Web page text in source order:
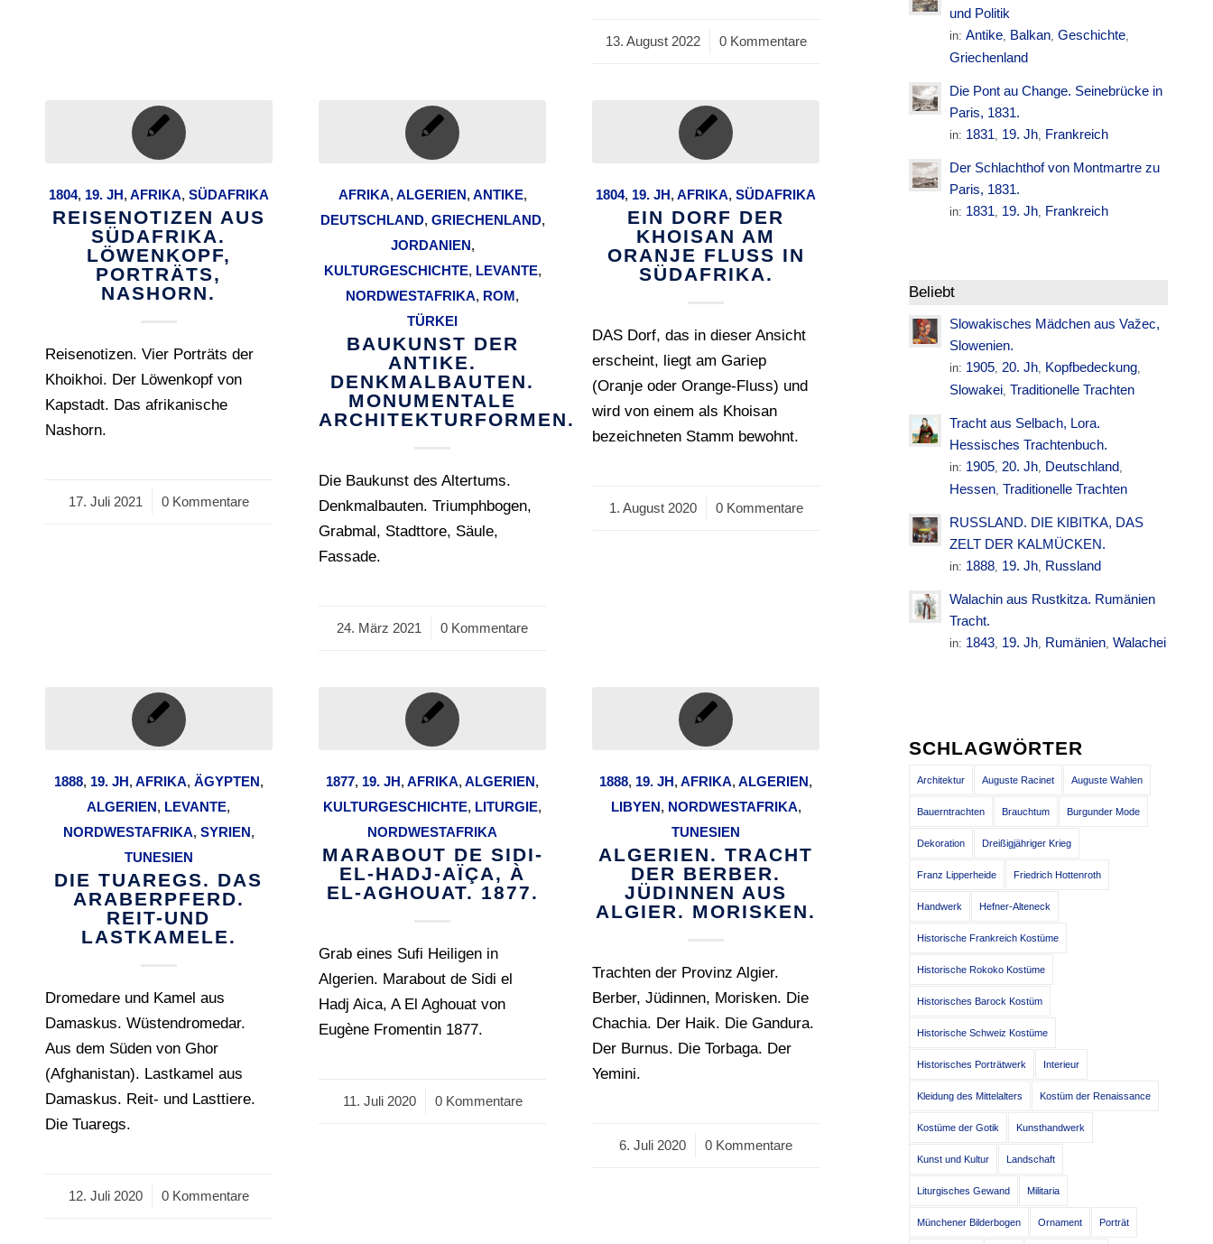
13. August 2022
/ 0 Kommentare
1804, 19. JH,AFRIKA, SÜDAFRIKA
REISENOTIZEN AUS
SÜDAFRIKA.
LÖWENKOPF,
PORTRÄTS,
NASHORN.
Reisenotizen. Vier Porträts der
Khoikhoi. Der Löwenkopf von
Kapstadt. Das afrikanische
Nashorn.
17. Juli 2021
/ 0 Kommentare
AFRIKA,ALGERIEN,ANTIKE,
DEUTSCHLAND, GRIECHENLAND,
JORDANIEN,
KULTURGESCHICHTE, LEVANTE,
NORDWESTAFRIKA, ROM,
TÜRKEI
BAUKUNST DER
ANTIKE.
DENKMALBAUTEN.
MONUMENTALE
ARCHITEKTURFORMEN.
Die Baukunst des Altertums.
Denkmalbauten. Triumphbogen,
Grabmal, Stadttore, Säule,
Fassade.
24. März 2021
/ 0 Kommentare
1804, 19. JH,AFRIKA,SÜDAFRIKA
EIN DORF DER
KHOISAN AM
ORANJE FLUSS IN
SÜDAFRIKA.
DAS Dorf, das in dieser Ansicht
erscheint, liegt am Gariep
(Oranje oder Orange-Fluss) und
wird von einem als Khoisan
bezeichneten Stamm bewohnt.
1. August 2020
/ 0 Kommentare
1888, 19. JH,AFRIKA, ÄGYPTEN,
ALGERIEN, LEVANTE,
NORDWESTAFRIKA, SYRIEN,
TUNESIEN
DIE TUAREGS. DAS
ARABERPFERD.
REIT-UND
LASTKAMELE.
Dromedare und Kamel aus
Damaskus. Wüstendromedar.
Aus dem Süden von Ghor
(Afghanistan). Lastkamel aus
Damaskus. Reit- und Lasttiere.
Die Tuaregs.
12. Juli 2020
/ 0 Kommentare
1877, 19. JH,AFRIKA,ALGERIEN,
KULTURGESCHICHTE, LITURGIE,
NORDWESTAFRIKA
MARABOUT DE SIDI-
EL-HADJ-AÏÇA, À
EL-AGHOUAT. 1877.
Grab eines Sufi Heiligen in
Algerien. Marabout de Sidi el
Hadj Aica, A El Aghouat von
Eugène Fromentin 1877.
11. Juli 2020
/ 0 Kommentare
1888, 19. JH,AFRIKA,ALGERIEN,
LIBYEN, NORDWESTAFRIKA,
TUNESIEN
ALGERIEN. TRACHT
DER BERBER.
JÜDINNEN AUS
ALGIER. MORISKEN.
Trachten der Provinz Algier.
Berber, Jüdinnen, Morisken. Die
Chachia. Der Haik. Die Gandura.
Der Burnus. Die Torbaga. Der
Yemini.
6. Juli 2020
/ 0 Kommentare
und Politik
in:Antike, Balkan,Geschichte,
Griechenland
Die Pont au Change. Seinebrücke in
Paris, 1831.
in: 1831, 19. Jh, Frankreich
Der Schlachthof von Montmartre zu
Paris, 1831.
in: 1831, 19. Jh, Frankreich
Beliebt
Slowakisches Mädchen aus Važec,
Slowenien.
in: 1905,20. Jh, Kopfbedeckung,
Slowakei, Traditionelle Trachten
Tracht aus Selbach, Lora.
Hessisches Trachtenbuch.
in: 1905,20. Jh, Deutschland,
Hessen, Traditionelle Trachten
RUSSLAND. DIE KIBITKA, DAS
ZELT DER KALMÜCKEN.
in: 1888, 19. Jh, Russland
Walachin aus Rustkitza. Rumänien
Tracht.
in: 1843, 19. Jh, Rumänien,Walachei
SCHLAGWÖRTER
Architektur Auguste Racinet Auguste Wahlen
Bauerntrachten Brauchtum Burgunder Mode
Dekoration Dreißigjähriger Krieg
Franz Lipperheide Friedrich Hottenroth
Handwerk Hefner-Alteneck
Historische Frankreich Kostüme
Historische Rokoko Kostüme
Historisches Barock Kostüm
Historische Schweiz Kostüme
Historisches Porträtwerk Interieur
Kleidung des Mittelalters Kostüm der Renaissance
Kostüme der Gotik Kunsthandwerk
Kunst und Kultur Landschaft
Liturgisches Gewand Militaria
Münchener Bilderbogen Ornament Porträt